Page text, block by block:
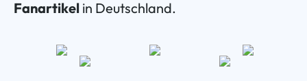
Fanartikel in Deutschland.